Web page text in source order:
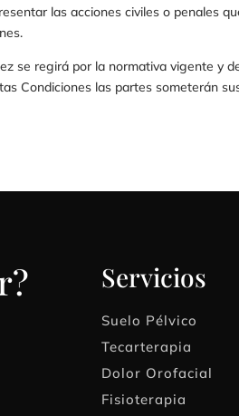
las acciones civiles o penales
se regirá por la normativa vigente y
Condiciones las partes someterán
Servicios
Suelo Pélvico
Tecarterapia
Dolor Orofacial
Fisioterapia